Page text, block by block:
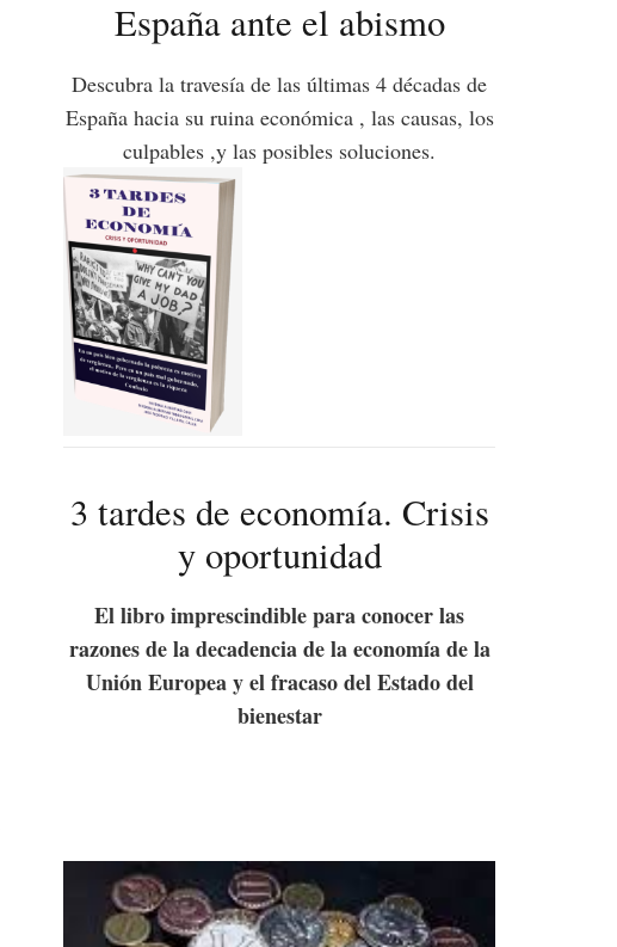
España ante el abismo
Descubra la travesía de las últimas 4 décadas de
España hacia su ruina económica , las causas, los
culpables ,y las posibles soluciones.
3 tardes de economía. Crisis
y oportunidad
El libro imprescindible para conocer las
razones de la decadencia de la economía de la
Unión Europea y el fracaso del Estado del
bienestar